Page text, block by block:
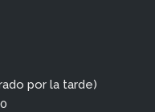
por la tarde)